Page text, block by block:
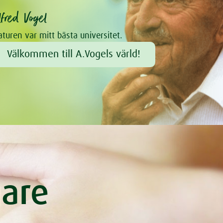
Vogel
var mitt bästa universitet.
Välkommen till A.Vogels värld!